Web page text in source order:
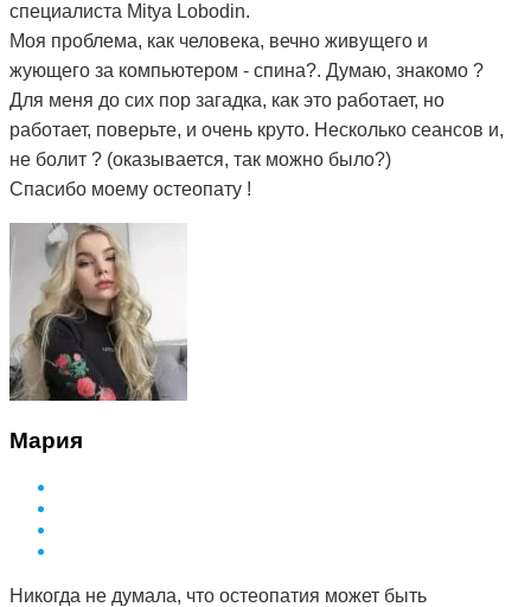
специалиста Mitya Lobodin.
Моя проблема, как человека, вечно живущего и
жующего за компьютером - спина?. Думаю, знакомо ?
Для меня до сих пор загадка, как это работает, но
работает, поверьте, и очень круто. Несколько сеансов и,
не болит ? (оказывается, так можно было?)
Спасибо моему остеопату !
Мария
Никогда не думала, что остеопатия может быть